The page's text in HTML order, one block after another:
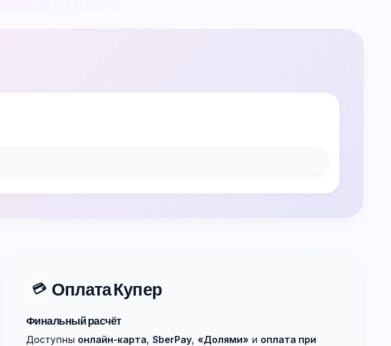
💳 Оплата Купер
Финальный расчёт
Доступны онлайн-карта, SberPay, «Долями» и оплата при